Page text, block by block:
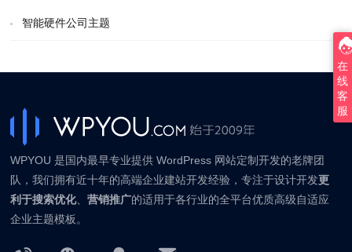
智能硬件公司主题
WPYOU 是国内最早专业提供 WordPress 网站定制开发的老牌团
队，我们拥有近十年的高端企业建站开发经验，专注于设计开发更
利于搜索优化、营销推广的适用于各行业的全平台优质高级自适应
企业主题模板。
在
线
客
服